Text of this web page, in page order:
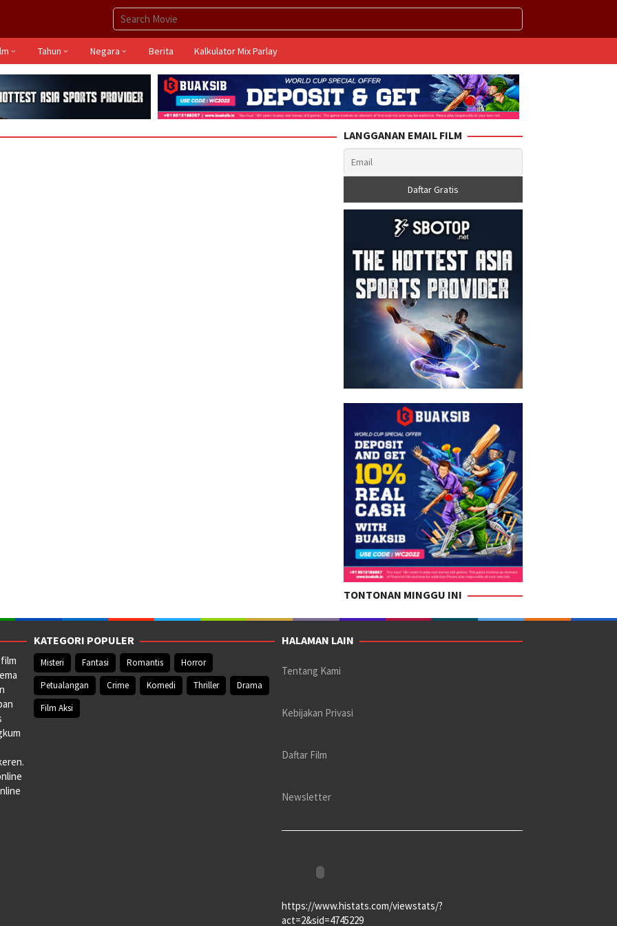
Tahun Negara Berita Kalkulator Mix Parlay
LANGGANAN EMAIL FILM
TONTONAN MINGGU INI
KATEGORI POPULER
Misteri Fantasi Romantis
Horror
Petualangan
Crime Komedi Thriller
Drama
Film Aksi
HALAMAN LAIN
Tentang Kami
Kebijakan Privasi
Daftar Film
Newsletter
https://www.histats.com/viewstats/?
act=2&sid=4745229